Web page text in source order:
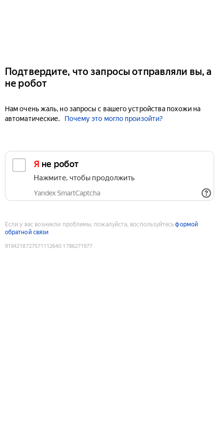
Подтвердите, что запросы отправляли вы, а
не робот
Нам очень жаль, но запросы с вашего устройства похожи на
автоматические.
Почему это могло произойти?
Я не робот
Нажмите, чтобы продолжить
Yandex SmartCaptcha
Если у вас возникли проблемы, пожалуйста, воспользуйтесьформой
обратной связи
9194218727571112640:1786271977